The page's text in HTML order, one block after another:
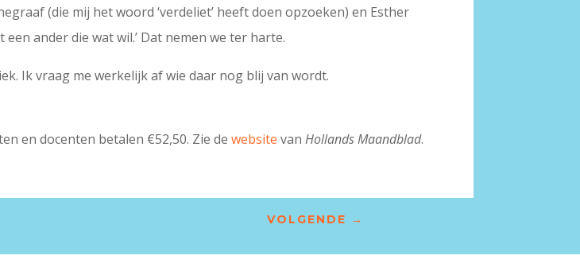
(die mij het woord ‘verdeliet’ heeft doen opzoeken) en Esther
ander die wat wil.’ Dat nemen we ter harte.
Ik vraag me werkelijk af wie daar nog blij van wordt.
en docenten betalen €52,50. Zie dewebsitevanHollands Maandblad.
VOLGENDE →